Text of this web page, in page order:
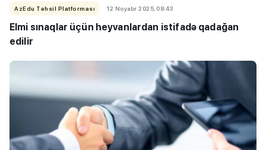
AzEdu Təhsil Platforması 12 Noyabr 2025, 08:43
Elmi sınaqlar üçün heyvanlardan istifadə qadağan
edilir